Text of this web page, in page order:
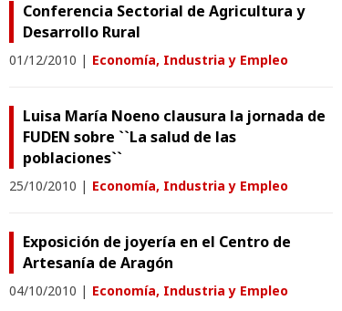
Conferencia Sectorial de Agricultura y
Desarrollo Rural
01/12/2010 | Economía, Industria y Empleo
Luisa María Noeno clausura la jornada de
FUDEN sobre ``La salud de las
poblaciones``
25/10/2010 | Economía, Industria y Empleo
Exposición de joyería en el Centro de
Artesanía de Aragón
04/10/2010 | Economía, Industria y Empleo